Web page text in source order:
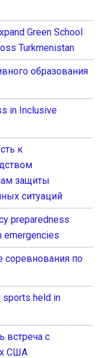
Green School
Turkmenistan
образования
in Inclusive
к
защиты
ситуаций
preparedness
emergencies
соревнования по
sports held in
встреча с
США